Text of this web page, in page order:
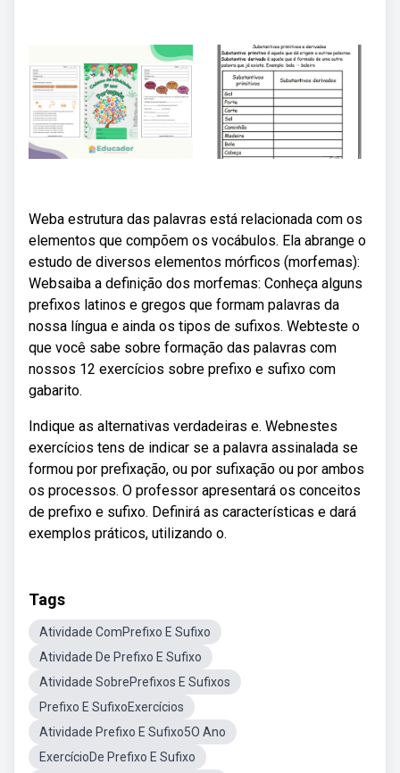
Weba estrutura das palavras está relacionada com os
elementos que compõem os vocábulos. Ela abrange o
estudo de diversos elementos mórficos (morfemas):
Websaiba a definição dos morfemas: Conheça alguns
prefixos latinos e gregos que formam palavras da
nossa língua e ainda os tipos de sufixos. Webteste o
que você sabe sobre formação das palavras com
nossos 12 exercícios sobre prefixo e sufixo com
gabarito.
Indique as alternativas verdadeiras e. Webnestes
exercícios tens de indicar se a palavra assinalada se
formou por prefixação, ou por sufixação ou por ambos
os processos. O professor apresentará os conceitos
de prefixo e sufixo. Definirá as características e dará
exemplos práticos, utilizando o.
Tags
Atividade ComPrefixo E Sufixo
Atividade De Prefixo E Sufixo
Atividade SobrePrefixos E Sufixos
Prefixo E SufixoExercícios
Atividade Prefixo E Sufixo5O Ano
ExercícioDe Prefixo E Sufixo